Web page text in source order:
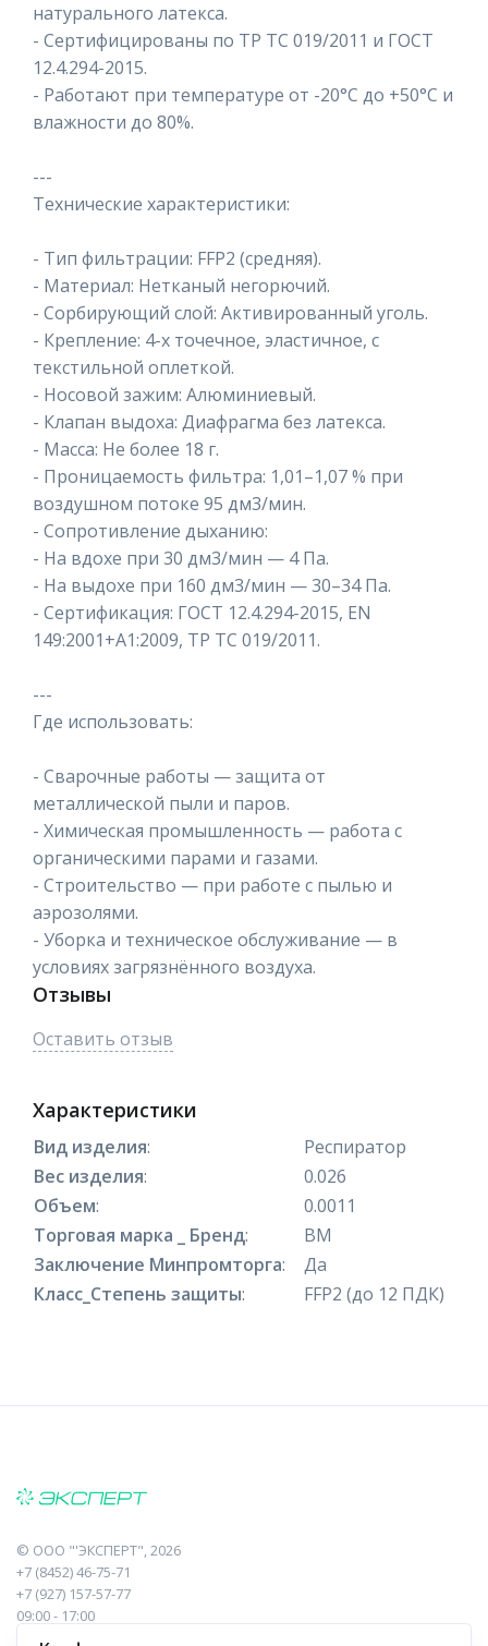
натурального латекса.
- Сертифицированы по ТР ТС 019/2011 и ГОСТ
12.4.294-2015.
- Работают при температуре от -20°C до +50°C и
влажности до 80%.
---
Технические характеристики:
- Тип фильтрации: FFP2 (средняя).
- Материал: Нетканый негорючий.
- Сорбирующий слой: Активированный уголь.
- Крепление: 4-х точечное, эластичное, с
текстильной оплеткой.
- Носовой зажим: Алюминиевый.
- Клапан выдоха: Диафрагма без латекса.
- Масса: Не более 18 г.
- Проницаемость фильтра: 1,01–1,07 % при
воздушном потоке 95 дм3/мин.
- Сопротивление дыханию:
- На вдохе при 30 дм3/мин — 4 Па.
- На выдохе при 160 дм3/мин — 30–34 Па.
- Сертификация: ГОСТ 12.4.294-2015, EN
149:2001+A1:2009, ТР ТС 019/2011.
---
Где использовать:
- Сварочные работы — защита от
металлической пыли и паров.
- Химическая промышленность — работа с
органическими парами и газами.
- Строительство — при работе с пылью и
аэрозолями.
- Уборка и техническое обслуживание — в
условиях загрязнённого воздуха.
Отзывы
Оставить отзыв
Характеристики
Вид изделия:
Респиратор
Вес изделия:
0.026
Объем:
0.0011
Торговая марка _ Бренд:
ВМ
Заключение Минпромторга:
Да
Класс_Степень защиты: FFP2 (до 12 ПДК)
© ООО "'ЭКСПЕРТ", 2026
+7 (8452) 46-75-71
+7 (927) 157-57-77
09:00 - 17:00
410017, Саратов, Пугачева, 10 к1, оф.23